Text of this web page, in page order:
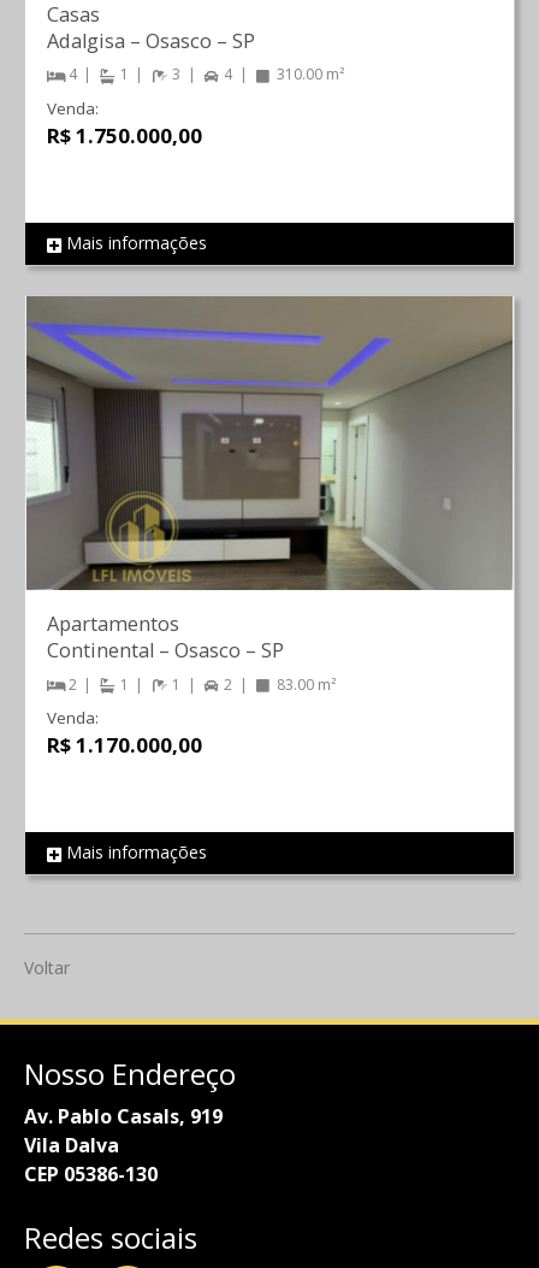
REF 7
Casas
Adalgisa – Osasco – SP
4 1 3 4 310.00 m²
Venda:
R$ 1.750.000,00
Mais informações
REF 844
Apartamentos
Continental – Osasco – SP
2 1 1 2 83.00 m²
Venda:
R$ 1.170.000,00
Mais informações
Voltar
Nosso Endereço
Av. Pablo Casals, 919
Vila Dalva
CEP 05386-130
Redes sociais